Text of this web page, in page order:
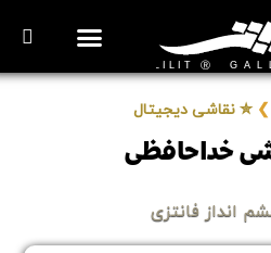
❯ ✮ نقاشی دیجیتال
خداحافظی
انداز فانتزی